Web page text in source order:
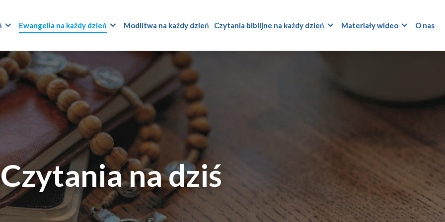
Ewangelia na każdy dzień Modlitwa na każdy dzień Czytania biblijne na każdy dzień Materiały wideo O nas
Czytania na dziś